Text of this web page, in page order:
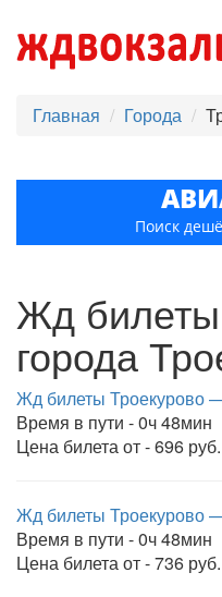
Главная Города
Поиск
Жд билеты
города
Жд билеты Троекурово
Время в пути - 0ч 48мин
Цена билета от - 696 руб.
Жд билеты Троекурово
Время в пути - 0ч 48мин
Цена билета от - 736 руб.